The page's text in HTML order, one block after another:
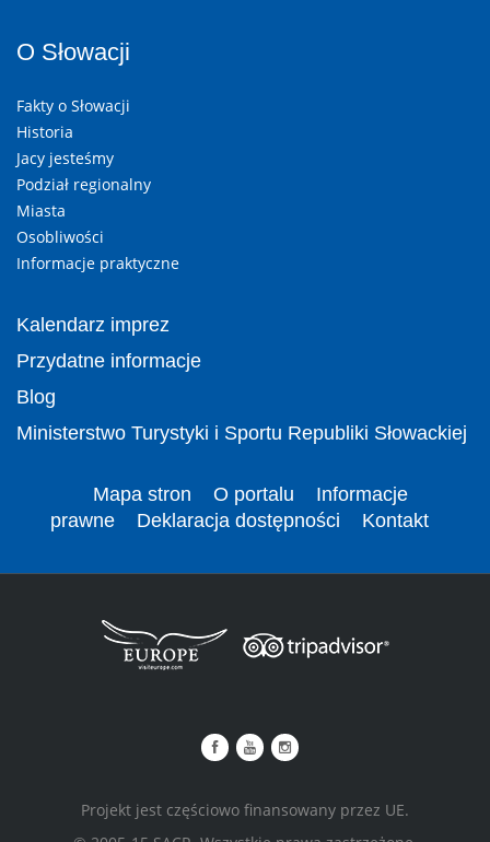
O Słowacji
Fakty o Słowacji
Historia
Jacy jesteśmy
Podział regionalny
Miasta
Osobliwości
Informacje praktyczne
Kalendarz imprez
Przydatne informacje
Blog
Ministerstwo Turystyki i Sportu Republiki Słowackiej
Mapa stron O portalu
Informacje
prawne
Deklaracja dostępności Kontakt
Projekt jest częściowo finansowany przez UE.